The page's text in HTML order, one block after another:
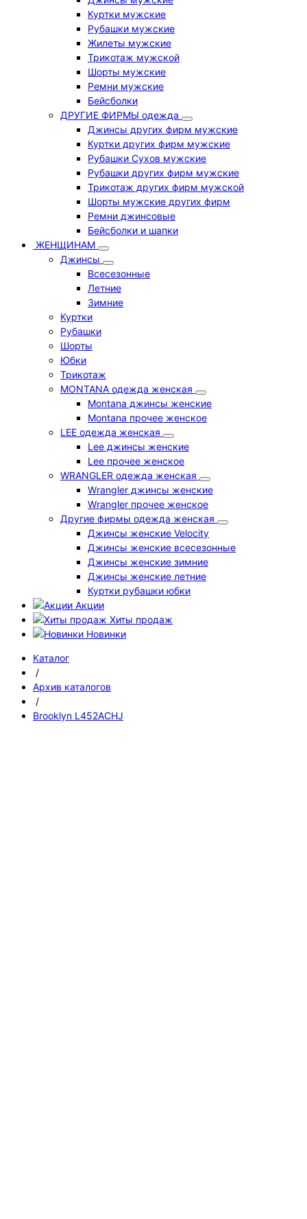
Куртки мужские
Рубашки мужские
Жилеты мужские
Трикотаж мужской
Шорты мужские
Ремни мужские
Бейсболки
ДРУГИЕ ФИРМЫ одежда
Джинсы других фирм мужские
Куртки других фирм мужские
Рубашки Сухов мужские
Рубашки других фирм мужские
Трикотаж других фирм мужской
Шорты мужские других фирм
Ремни джинсовые
Бейсболки и шапки
ЖЕНЩИНАМ
Джинсы
Всесезонные
Летние
Зимние
Куртки
Рубашки
Шорты
Юбки
Трикотаж
MONTANA одежда женская
Montana джинсы женские
Montana прочее женское
LEE одежда женская
Lee джинсы женские
Lee прочее женское
WRANGLER одежда женская
Wrangler джинсы женские
Wrangler прочее женское
Другие фирмы одежда женская
Джинсы женские Velocity
Джинсы женские всесезонные
Джинсы женские зимние
Джинсы женские летние
Куртки рубашки юбки
Акции
Хиты продаж
Новинки
Каталог
/
Архив каталогов
/
Brooklyn L452ACHJ